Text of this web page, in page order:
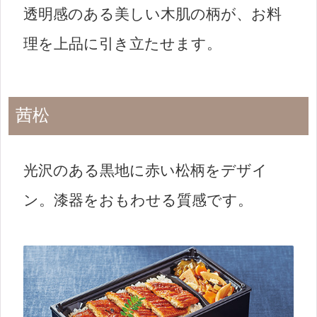
透明感のある美しい木肌の柄が、お料
理を上品に引き立たせます。
茜松
光沢のある黒地に赤い松柄をデザイ
ン。漆器をおもわせる質感です。